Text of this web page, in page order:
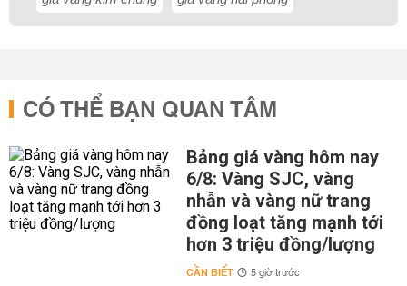
CÓ THỂ BẠN QUAN TÂM
Bảng giá vàng hôm nay
6/8: Vàng SJC, vàng
nhẫn và vàng nữ trang
đồng loạt tăng mạnh tới
hơn 3 triệu đồng/lượng
CẦN BIẾT 5 giờ trước